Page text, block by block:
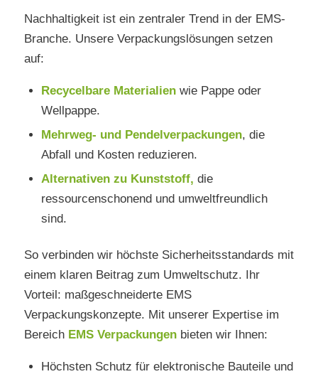
Nachhaltigkeit ist ein zentraler Trend in der EMS-
Branche. Unsere Verpackungslösungen setzen
auf:
Recycelbare Materialienwie Pappe oder
Wellpappe.
Mehrweg- und Pendelverpackungen, die
Abfall und Kosten reduzieren.
Alternativen zu Kunststoff, die
ressourcenschonend und umweltfreundlich
sind.
So verbinden wir höchste Sicherheitsstandards mit
einem klaren Beitrag zum Umweltschutz. Ihr
Vorteil: maßgeschneiderte EMS
Verpackungskonzepte. Mit unserer Expertise im
Bereich EMS Verpackungenbieten wir Ihnen:
Höchsten Schutz für elektronische Bauteile und